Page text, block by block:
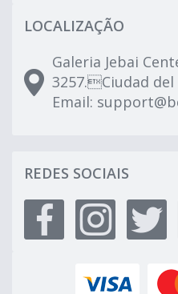
LOCALIZAÇÃO
Galeria Jebai
3257.Ciudad del
Email:
REDES SOCIAIS